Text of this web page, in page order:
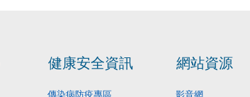
健康安全資訊
傳染病防疫專區
網站資源
影音網